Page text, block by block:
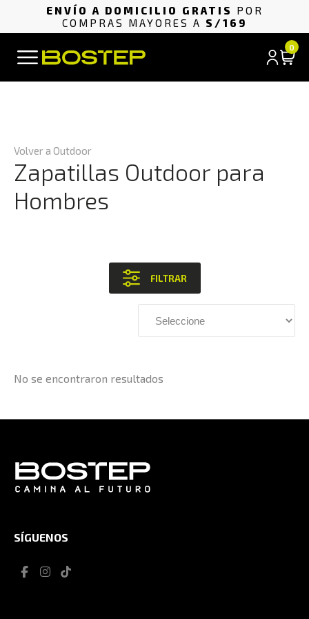
ENVÍO A DOMICILIO GRATIS
POR
COMPRAS MAYORES A S/169
0
Volver a Outdoor
Zapatillas Outdoor para
Hombres
FILTRAR
No se encontraron resultados
SÍGUENOS